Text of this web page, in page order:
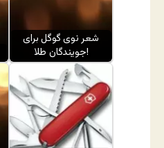
شعر نوی گوگل برای
جویندگان طلا!